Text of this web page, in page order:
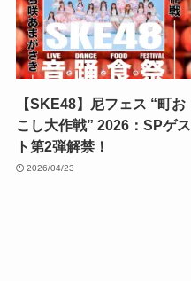
【SKE48】尼フェス “町お
こし大作戦” 2026：SPゲス
ト第2弾解禁！
2026/04/23